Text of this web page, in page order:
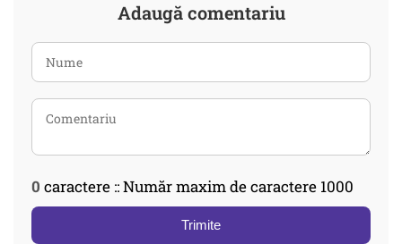
Adaugă comentariu
0 caractere :: Număr maxim de caractere 1000
Trimite